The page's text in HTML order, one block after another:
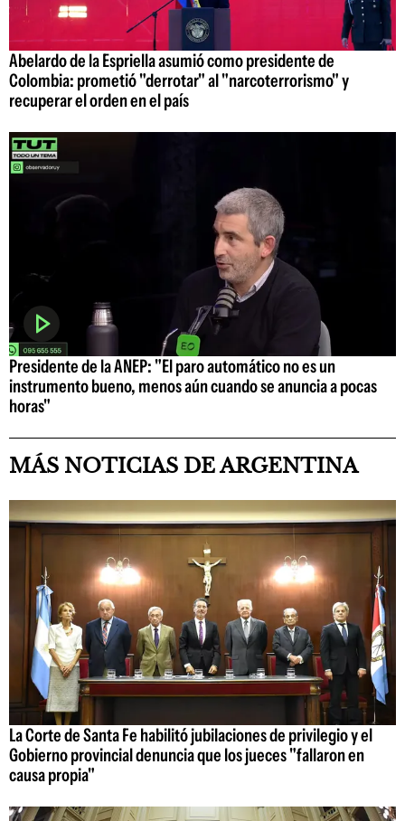
Abelardo de la Espriella asumió como presidente de
Colombia: prometió "derrotar" al "narcoterrorismo" y
recuperar el orden en el país
Presidente de la ANEP: "El paro automático no es un
instrumento bueno, menos aún cuando se anuncia a pocas
horas"
MÁS NOTICIAS DE ARGENTINA
La Corte de Santa Fe habilitó jubilaciones de privilegio y el
Gobierno provincial denuncia que los jueces "fallaron en
causa propia"